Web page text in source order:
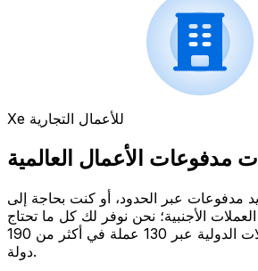
Xe للأعمال التجارية
مدفوعات الأعمال العالمية
مدفوعات عبر الحدود، أو كنت بحاجة إلى
الأجنبية؛ نحن نوفر لك كل ما تحتاج
إليه. قم بجدولة التحويلات الدولية عبر 130 عملة في أكثر من 190
دولة.